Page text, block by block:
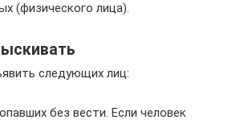
(физического лица).
следующих лиц:
без вести. Если человек